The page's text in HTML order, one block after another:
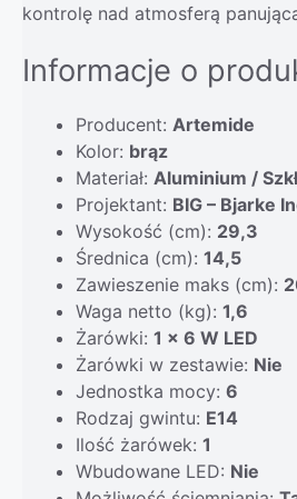
kontrolę nad atmosferą
Informacje o
Producent: Artemide
Kolor: brąz
Materiał: Aluminium /
Projektant: BIG – Bjarke
Wysokość (cm): 29,3
Średnica (cm): 14,5
Zawieszenie maks (cm):
Waga netto (kg): 1,6
Żarówki: 1 x 6 W LED
Żarówki w zestawie: Nie
Jednostka mocy: 6
Rodzaj gwintu: E14
Ilość żarówek: 1
Wbudowane LED: Nie